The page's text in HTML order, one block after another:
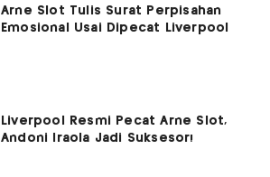
Arne Slot Tulis Surat Perpisahan
Emosional Usai Dipecat Liverpool
Liverpool Resmi Pecat Arne Slot,
Andoni Iraola Jadi Suksesor!